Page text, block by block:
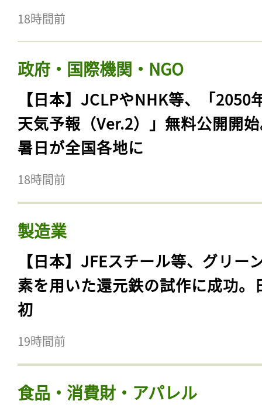
18時間前
政府・国際機関・NGO
【日本】JCLPやNHK等、「2050
天気予報（Ver.2）」無料公開開
暑日が全国各地に
18時間前
製造業
【日本】JFEスチール等、グリー
素を用いた還元鉄の試作に成功。
初
19時間前
食品・消費財・アパレル